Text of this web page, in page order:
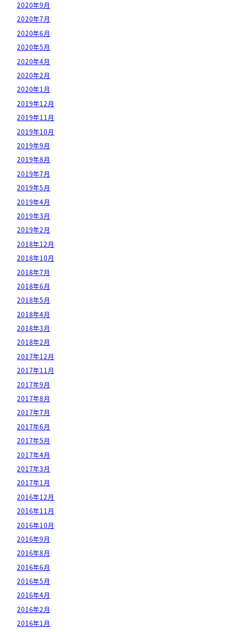
2020年9月
2020年7月
2020年6月
2020年5月
2020年4月
2020年2月
2020年1月
2019年12月
2019年11月
2019年10月
2019年9月
2019年8月
2019年7月
2019年5月
2019年4月
2019年3月
2019年2月
2018年12月
2018年10月
2018年7月
2018年6月
2018年5月
2018年4月
2018年3月
2018年2月
2017年12月
2017年11月
2017年9月
2017年8月
2017年7月
2017年6月
2017年5月
2017年4月
2017年3月
2017年1月
2016年12月
2016年11月
2016年10月
2016年9月
2016年8月
2016年6月
2016年5月
2016年4月
2016年2月
2016年1月